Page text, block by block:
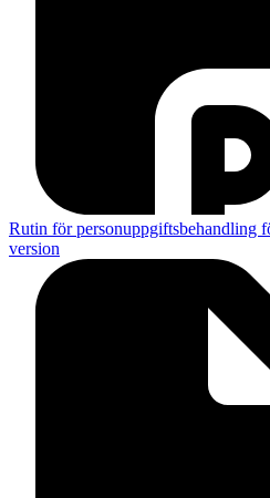
Rutin för personuppgiftsbehandling
version